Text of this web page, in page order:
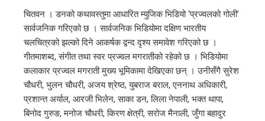
चितवन । डनको कथावस्तुमा आधारित म्युजिक भिडियो ‘प्रज्वलको गोली’
सार्वजनिक गरिएको छ । सार्वजनिक भिडियोमा दक्षिण भारतीय
चलचित्रको झल्को दिने आकर्षक द्वन्द दृश्य समावेश गरिएको छ ।
गीतमाशब्द, संगीत तथा स्वर प्रज्वल मगरातीको रहेको छ । भिडियोमा
कलाकार प्रज्वल मगराती मुख्य भूमिकामा देखिएका छन् । उनीसँगै सुरेश
चौधरी, भुलन चौधरी, अजय श्रेष्ठ, युबराज बराल, एननाथ अधिकारी,
प्रशान्त अर्याल, आरजी भिलेन, साका डन, लिला नेपाली, भक्त थापा,
बिनोद गुरुङ, मनोज चौधरी, किरण क्षेत्री, सरोज मैनाली, जुँगा बहादुर